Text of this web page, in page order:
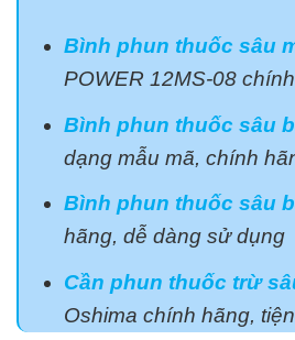
Bình phun thuốc sâu
POWER 12MS-08
Bình phun thuốc sâu
dạng mẫu mã, chính
Bình phun thuốc sâu
hãng, dễ dàng sử dụng
Cần phun thuốc trừ
Oshima chính hãng,